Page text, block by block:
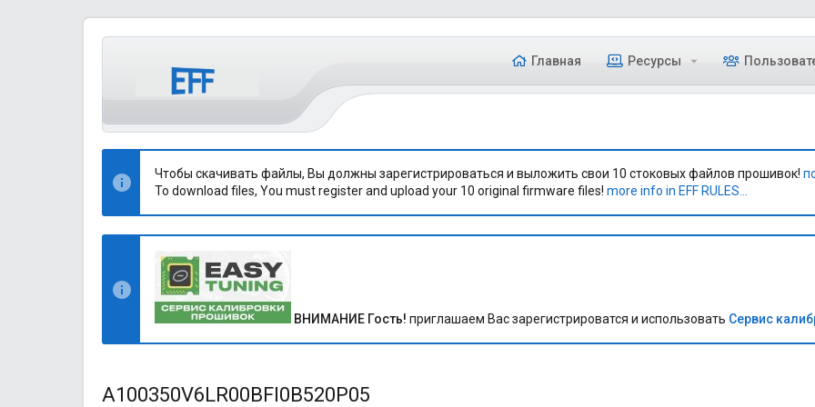
Главная Ресурсы
Чтобы скачивать файлы, Вы должны зарегистрироваться и выложить свои 10 стоковых файлов прошивок!
To download files, You must register and upload your 10 original firmware files! more info in EFF RULES...
ВНИМАНИЕ Гость! приглашаем Вас зарегистрироватся и использовать Сервис
A100350V6LR00BFI0B520P05